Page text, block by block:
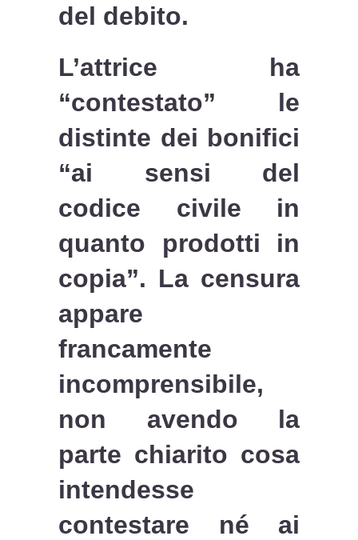
del debito.
L’attrice ha
“contestato” le
distinte dei bonifici
“ai sensi del
codice civile in
quanto prodotti in
copia”. La censura
appare
francamente
incomprensibile,
non avendo la
parte chiarito cosa
intendesse
contestare né ai